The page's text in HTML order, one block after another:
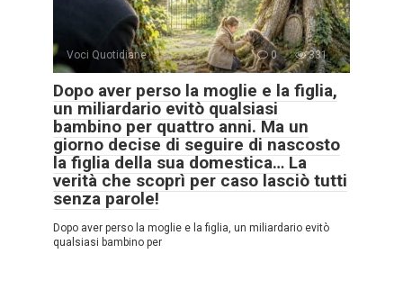
Voci Quotidiane 0 331
Dopo aver perso la moglie e la figlia,
un miliardario evitò qualsiasi
bambino per quattro anni. Ma un
giorno decise di seguire di nascosto
la figlia della sua domestica… La
verità che scoprì per caso lasciò tutti
senza parole!
Dopo aver perso la moglie e la figlia, un miliardario evitò
qualsiasi bambino per